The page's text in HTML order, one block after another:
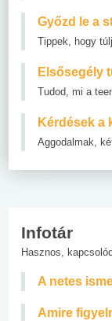
Győzd le a
Tippek, hogy
Elsősegély
Tudod, mi a
Kérdések a
Aggodalmak,
Infotár
Hasznos,
A netes
Amire